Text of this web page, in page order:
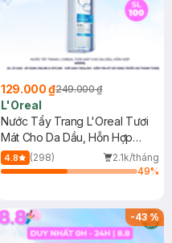
129.000 ₫249.000 ₫
L'Oreal
Nước Tẩy Trang L'Oreal Tươi
Mát Cho Da Dầu, Hỗn Hợp
400ml
4.8 (298)
2.1k/tháng
49%
-43%